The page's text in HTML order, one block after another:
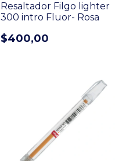
Resaltador Filgo lighter
300 intro Fluor- Rosa
$400,00